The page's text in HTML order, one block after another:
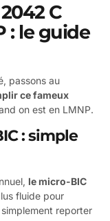
C
: le guide
passons au
ce fameux
on est en LMNP.
: simple
le micro-BIC
fluide pour
reporter